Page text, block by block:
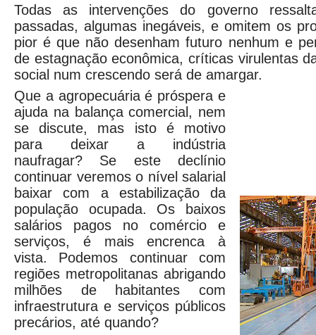
Todas as intervenções do governo
passadas, algumas inegáveis, e omitem os
pior é que não desenham futuro nenhum e
de estagnação econômica, críticas virulentas
social num crescendo será de amargar.
Que a agropecuária é próspera e
ajuda na balança comercial, nem
se discute, mas isto é motivo
para deixar a indústria
naufragar? Se este declínio
continuar veremos o nível salarial
baixar com a estabilização da
população ocupada. Os baixos
salários pagos no comércio e
serviços, é mais encrenca à
vista. Podemos continuar com
regiões metropolitanas abrigando
milhões de habitantes com
infraestrutura e serviços públicos
precários, até quando?